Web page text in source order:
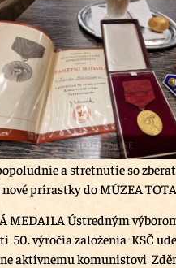
a stretnutie so
prírastky do MÚZEA
MEDAILA Ústredným
50. výročia založenia KSČ
aktívnemu komunistovi